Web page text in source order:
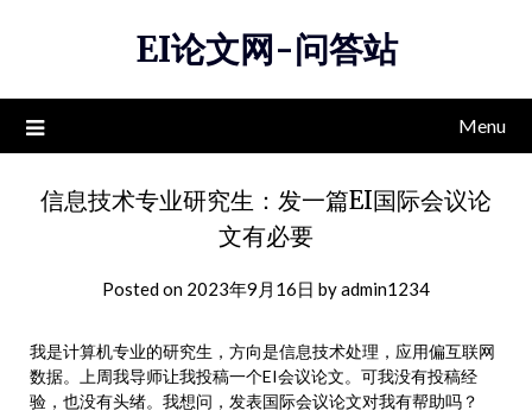
EI论文网-问答站
Menu
信息技术专业研究生：发一篇EI国际会议论
文有必要
Posted on 2023年9月16日 byadmin1234
我是计算机专业的研究生，方向是信息技术处理，应用偏互联网
数据。上周我导师让我投稿一个EI会议论文。可我没有投稿经
验，也没有头绪。我想问，发表国际会议论文对我有帮助吗？